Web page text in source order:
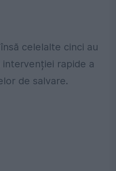
celelalte cinci au
rapide a
de salvare.